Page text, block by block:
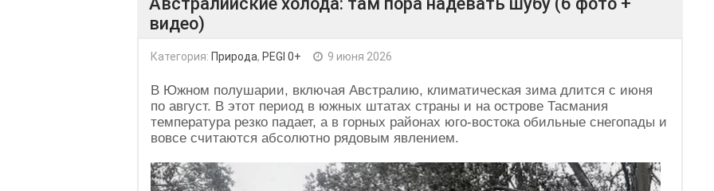
видео)
Категория: Природа, PEGI 0+ 9 июня 2026
В Южном полушарии, включая Австралию, климатическая зима длится с июня
по август. В этот период в южных штатах страны и на острове Тасмания
температура резко падает, а в горных районах юго-востока обильные снегопады и
вовсе считаются абсолютно рядовым явлением.